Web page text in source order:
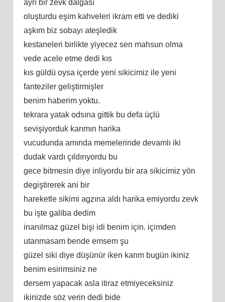
ayrı bir zevk dalgası
oluşturdu eşim kahveleri ikram etti ve dediki
aşkım biz sobayı ateşledik
kestaneleri birlikte yiyecez sen mahsun olma
vede acele etme dedi kıs
kıs güldü oysa içerde yeni sikicimiz ile yeni
fanteziler geliştirmişler
benim haberim yoktu.
tekrara yatak odsına gittik bu defa üçlü
sevişiyorduk karımın harika
vucudunda amında memelerinde devamlı iki
dudak vardı çıldırıyordu bu
gece bitmesin diye inliyordu bir ara sikicimiz yön
degiştirerek ani bir
hareketle sikimi agzına aldı harika emiyordu zevk
bu işte galiba dedim
inanılmaz güzel bişi idi benim için. içimden
utanmasam bende emsem şu
güzel siki diye düşünür iken karım bugün ikiniz
benim esirimsiniz ne
dersem yapacak asla itiraz etmiyeceksiniz
ikinizde söz verin dedi bide